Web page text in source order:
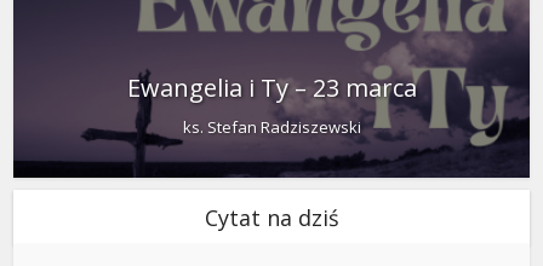
Ewangelia i Ty – 23 marca
ks. Stefan Radziszewski
Cytat na dziś